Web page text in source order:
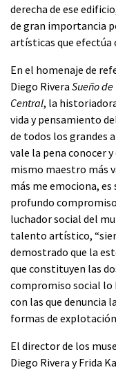
derecha de ese
de gran importancia
artísticas que efectúa
En el homenaje de
Diego Rivera Sueño
Central, la
vida y pensamiento
de todos los grandes
vale la pena conocer
mismo maestro más
más me emociona, es
profundo
luchador social del
talento artístico,
demostrado que la
que constituyen las
compromiso social lo
con las que denuncia
formas de
El director de los
Diego Rivera y Frida